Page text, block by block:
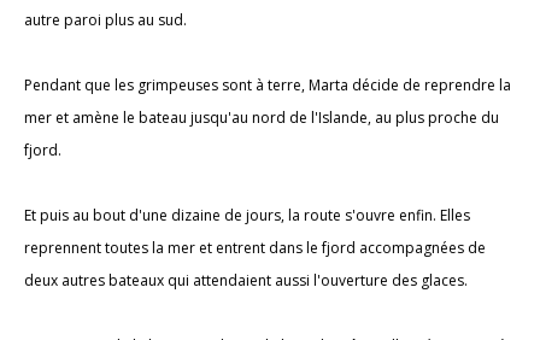
autre paroi plus au sud.
Pendant que les grimpeuses sont à terre, Marta décide de reprendre la
mer et amène le bateau jusqu'au nord de l'Islande, au plus proche du
fjord.
Et puis au bout d'une dizaine de jours, la route s'ouvre enfin. Elles
reprennent toutes la mer et entrent dans le fjord accompagnées de
deux autres bateaux qui attendaient aussi l'ouverture des glaces.